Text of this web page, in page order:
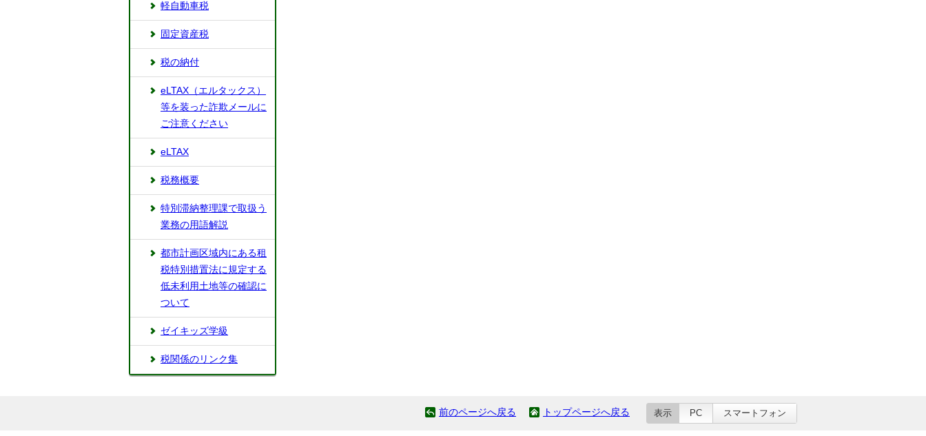
軽自動車税
固定資産税
税の納付
eLTAX（エルタックス）
等を装った詐欺メールに
ご注意ください
eLTAX
税務概要
特別滞納整理課で取扱う
業務の用語解説
都市計画区域内にある租
税特別措置法に規定する
低未利用土地等の確認に
ついて
ゼイキッズ学級
税関係のリンク集
前のページへ戻る トップページへ戻る 表示 PC スマートフォン